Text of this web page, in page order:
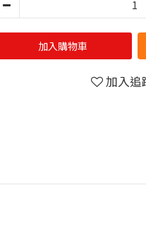
加入購物車
加入追